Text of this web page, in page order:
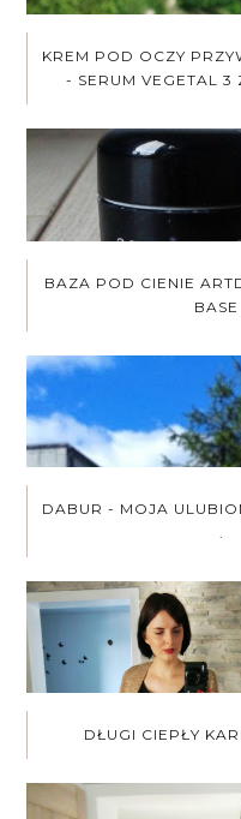
KREM POD OCZY
- SERUM VEGETAL 3
BAZA POD CIENIE
BASE .
DABUR - MOJA
DŁUGI CIEPŁY